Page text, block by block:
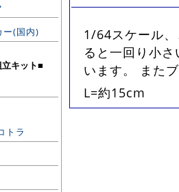
ー(国内)
キット■
トラ
1/64スケール
ると一回り小
います。 また
L=約15cm